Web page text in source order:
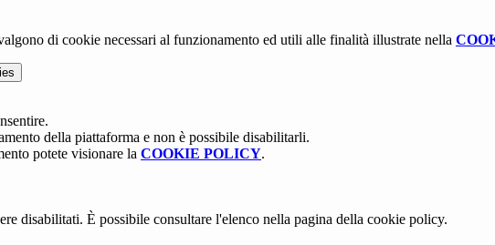
di cookie necessari al funzionamento ed utili alle finalità illustrate nella
della piattaforma e non è possibile disabilitarli.
potete visionare la COOKIE POLICY.
disabilitati. È possibile consultare l'elenco nella pagina della cookie policy.